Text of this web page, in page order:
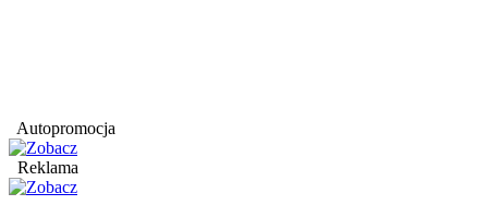
Autopromocja
Reklama